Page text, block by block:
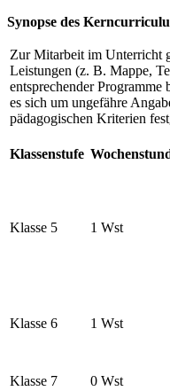
Synopse des
Zur Mitarbeit im Unterricht
Leistungen (z. B. Mappe,
entsprechender
es sich um ungefähre
pädagogischen Kriterien
Klassenstufe
Klasse 5 1 Wst
Klasse 6 1 Wst
Klasse 7 0 Wst